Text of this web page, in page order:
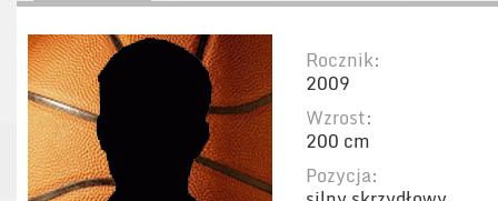
Rocznik:
2009
Wzrost:
200 cm
Pozycja: